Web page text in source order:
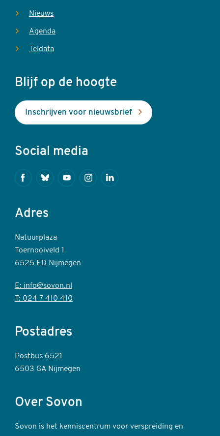
Nieuws
Agenda
Teldata
Blijf op de hoogte
Inschrijven voor nieuwsbrief
Social media
FacebookBlueskyYoutubeInstagramLinkedin
Adres
Natuurplaza
Toernooiveld 1
6525 ED Nijmegen
E: info@sovon.nl
T: 024 7 410 410
Postadres
Postbus 6521
6503 GA Nijmegen
Over Sovon
Sovon is het kenniscentrum voor verspreiding en